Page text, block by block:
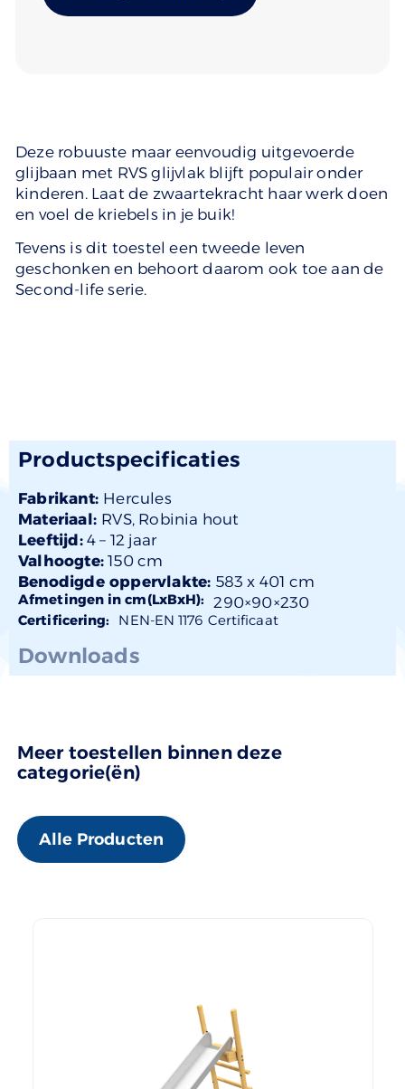
Deze robuuste maar eenvoudig uitgevoerde
glijbaan met RVS glijvlak blijft populair onder
kinderen. Laat de zwaartekracht haar werk doen
en voel de kriebels in je buik!
Tevens is dit toestel een tweede leven
geschonken en behoort daarom ook toe aan de
Second-life serie.
Productspecificaties
Fabrikant: Hercules
Materiaal: RVS, Robinia hout
Leeftijd:4 – 12 jaar
Valhoogte: 150 cm
Benodigde oppervlakte: 583 x 401 cm
Afmetingen in cm(LxBxH): 290×90×230
Certificering: NEN-EN 1176 Certificaat
Downloads
Meer toestellen binnen deze
categorie(ën)
Alle Producten